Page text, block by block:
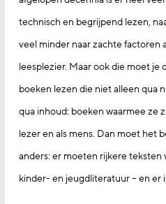
technisch en begrijpend lezen,
veel minder naar zachte factoren
leesplezier. Maar ook die moet
boeken lezen die niet alleen qua
qua inhoud: boeken waarmee ze
lezer en als mens. Dan moet het
anders: er moeten rijkere teksten
kinder- en jeugdliteratuur – en er